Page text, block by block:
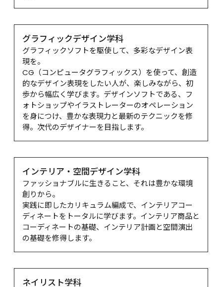
グラフィックデザイン学科
グラフィックソフトを駆使して、多彩なデザイン表
現を。
CG（コンピュータグラフィックス）を使って、創造
的なデザイン表現をしたい人が、楽しみながら、初
歩から幅広く学びます。デザインソフトである、フ
ォトショップやイラストレーターのオペレーション
を身につけ、豊かな表現力と最新のテクニックを修
得。次代のデザイナーを目指します。
インテリア・空間デザイン学科
ファッショナブルに生きること、それは豊かな環境
創りから。
実践に即したカリキュラム編成で、インテリアコー
ディネートをトータルに学びます。インテリア商品と
コーディネートの基礎、インテリア計画と空間演出
の基礎を修得します。
ネイリスト学科